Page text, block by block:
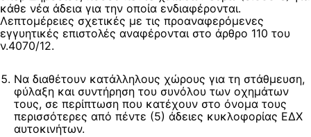
κάθε νέα άδεια για την οποία ενδιαφέρονται.
Λεπτομέρειες σχετικές με τις προαναφερόμενες
εγγυητικές επιστολές αναφέρονται στο άρθρο 110 του
ν.4070/12.
Να διαθέτουν κατάλληλους χώρους για τη στάθμευση,
φύλαξη και συντήρηση του συνόλου των οχημάτων
τους, σε περίπτωση που κατέχουν στο όνομα τους
περισσότερες από πέντε (5) άδειες κυκλοφορίας ΕΔΧ
αυτοκινήτων.